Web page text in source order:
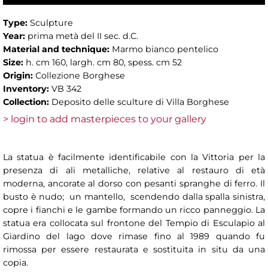
Type: Sculpture
Year: prima metà del II sec. d.C.
Material and technique: Marmo bianco pentelico
Size: h. cm 160, largh. cm 80, spess. cm 52
Origin: Collezione Borghese
Inventory: VB 342
Collection: Deposito delle sculture di Villa Borghese
> login to add masterpieces to your gallery
La statua è facilmente identificabile con la Vittoria per la
presenza di ali metalliche, relative al restauro di età
moderna, ancorate al dorso con pesanti spranghe di ferro. Il
busto è nudo; un mantello, scendendo dalla spalla sinistra,
copre i fianchi e le gambe formando un ricco panneggio. La
statua era collocata sul frontone del Tempio di Esculapio al
Giardino del lago dove rimase fino al 1989 quando fu
rimossa per essere restaurata e sostituita in situ da una
copia.